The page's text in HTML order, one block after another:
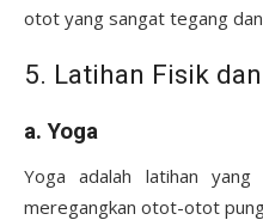
otot yang sangat tegang
5. Latihan Fisik
a. Yoga
Yoga adalah latihan
meregangkan otot-otot